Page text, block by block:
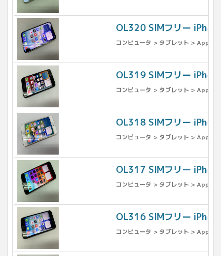
OL320 SIMフリー
コンピュータ > タブレット > Apple
OL319 SIMフリー
コンピュータ > タブレット > Apple
OL318 SIMフリー
コンピュータ > タブレット > Apple
OL317 SIMフリー
コンピュータ > タブレット > Apple
OL316 SIMフリー
コンピュータ > タブレット > Apple